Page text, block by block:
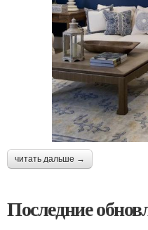
читать дальше →
Последние